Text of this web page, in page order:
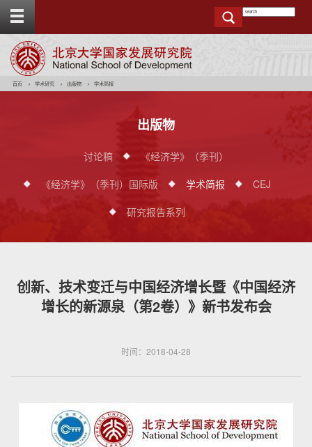
t
首页 学术研究 出版物 学术简报
出版物
讨论稿
《经济学》（季刊）
《经济学》（季刊）国际版
学术简报
CEJ
研究报告系列
创新、技术变迁与中国经济增长暨《中国经济
增长的新源泉（第2卷）》新书发布会
时间：2018-04-28